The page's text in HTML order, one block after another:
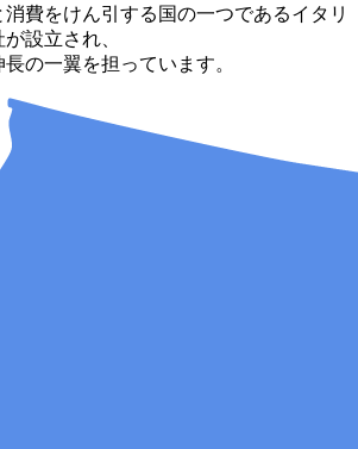
費をけん引する国の一つであるイタリ
設立され、
の一翼を担っています。